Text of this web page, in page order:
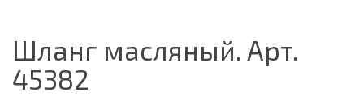
Шланг масляный. Арт.
45382